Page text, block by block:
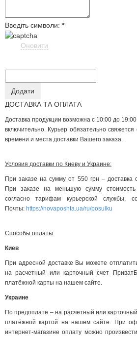
Введіть символи: *
Оновити
ДОСТАВКА ТА ОПЛАТА
Доставка продукции возможна с 10:00 до
включительно. Курьер обязательно
времени и места доставки Вашего заказа.
Условия доставки по Киеву и Украине:
При заказе на сумму от 550 грн – доставка
При заказе на меньшую сумму стоимость
согласно тарифам курьерской службы,
Почты: https://novaposhta.ua/ru/posulku
Способы оплаты:
Киев
При адресной доставке Вы можете
на расчетный или карточный счет
платёжной карты на нашем сайте.
Украине
По предоплате – на расчетный или
платёжной картой на нашем сайте. При
интернет-магазине оплату можно